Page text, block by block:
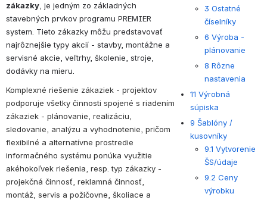
zákazky, je jedným zo základných
stavebných prvkov programu PREMIER
system. Tieto zákazky môžu predstavovať
najrôznejšie typy akcií - stavby, montážne a
servisné akcie, veľtrhy, školenie, stroje,
dodávky na mieru.
Komplexné riešenie zákaziek - projektov
podporuje všetky činnosti spojené s riadením
zákaziek - plánovanie, realizáciu,
sledovanie, analýzu a vyhodnotenie, pričom
flexibilné a alternatívne prostredie
informačného systému ponúka využitie
akéhokoľvek riešenia, resp. typ zákazky -
projekčná činnosť, reklamná činnosť,
montáž, servis a požičovne, školiace a
3 Ostatné
číselníky
6 Výroba -
plánovanie
8 Rôzne
nastavenia
11 Výrobná
súpiska
9 Šablóny /
kusovníky
9.1 Vytvorenie
ŠS/údaje
9.2 Ceny
výrobku